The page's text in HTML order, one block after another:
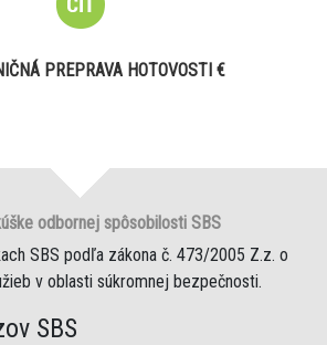
PREPRAVA HOTOVOSTI €
odbornej spôsobilosti SBS
SBS podľa zákona č. 473/2005 Z.z. o
v oblasti súkromnej bezpečnosti.
SBS